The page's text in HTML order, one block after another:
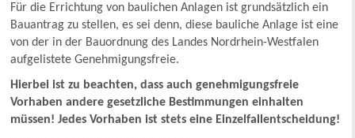
Für die Errichtung von baulichen Anlagen ist grundsätzlich ein
Bauantrag zu stellen, es sei denn, diese bauliche Anlage ist eine
von der in der Bauordnung des Landes Nordrhein-Westfalen
aufgelistete Genehmigungsfreie.
Hierbei ist zu beachten, dass auch genehmigungsfreie
Vorhaben andere gesetzliche Bestimmungen einhalten
müssen! Jedes Vorhaben ist stets eine Einzelfallentscheidung!